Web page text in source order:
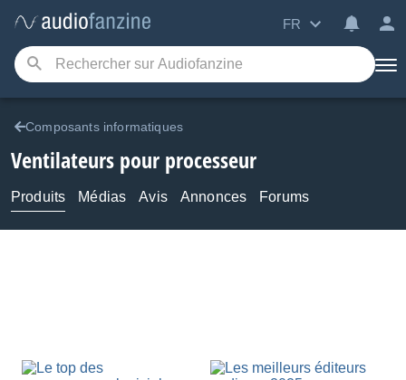
FR
Composants informatiques
Ventilateurs pour processeur
Produits Médias Avis Annonces Forums